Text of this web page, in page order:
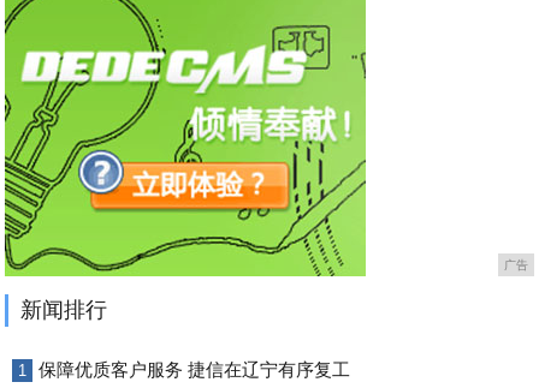
广告
新闻排行
1 保障优质客户服务 捷信在辽宁有序复工